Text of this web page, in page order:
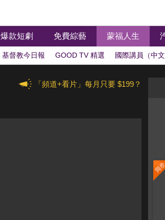
爆款短劇 免費綜藝 蒙福人生
基督教今日報 GOOD TV 精選 國際講員（中文
「頻道+看片」每月只要 $199？